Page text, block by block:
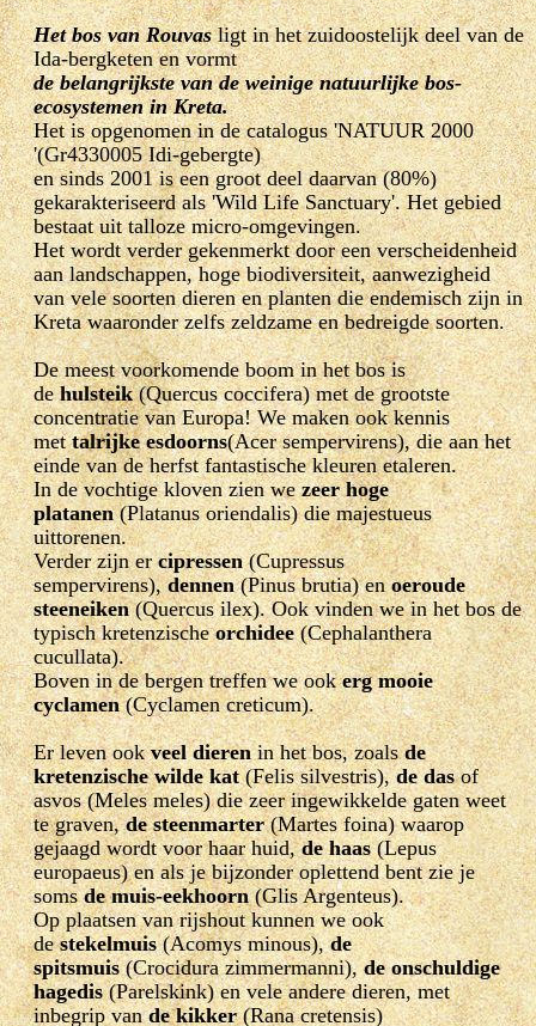
Het bos van Rouvasligt in het zuidoostelijk deel van de
Ida-bergketen en vormt
de belangrijkste van de weinige natuurlijke bos-
ecosystemen in Kreta.
Het is opgenomen in de catalogus 'NATUUR 2000
'(Gr4330005 Idi-gebergte)
en sinds 2001 is een groot deel daarvan (80%)
gekarakteriseerd als 'Wild Life Sanctuary'. Het gebied
bestaat uit talloze micro-omgevingen.
Het wordt verder gekenmerkt door een verscheidenheid
aan landschappen, hoge biodiversiteit, aanwezigheid
van vele soorten dieren en planten die endemisch zijn in
Kreta waaronder zelfs zeldzame en bedreigde soorten.
De meest voorkomende boom in het bos is
dehulsteik(Quercus coccifera) met de grootste
concentratie van Europa! We maken ook kennis
mettalrijke esdoorns(Acer sempervirens), die aan het
einde van de herfst fantastische kleuren etaleren.
In de vochtige kloven zien wezeer hoge
platanen(Platanus oriendalis) die majestueus
uittorenen.
Verder zijn ercipressen(Cupressus
sempervirens),dennen(Pinus brutia) enoeroude
steeneiken(Quercus ilex). Ook vinden we in het bos de
typisch kretenzischeorchidee(Cephalanthera
cucullata).
Boven in de bergen treffen we ookerg mooie
cyclamen(Cyclamen creticum).
Er leven ookveel dierenin het bos, zoalsde
kretenzische wilde kat(Felis silvestris),de dasof
asvos (Meles meles) die zeer ingewikkelde gaten weet
te graven,de steenmarter(Martes foina) waarop
gejaagd wordt voor haar huid,de haas(Lepus
europaeus) en als je bijzonder oplettend bent zie je
somsde muis-eekhoorn(Glis Argenteus).
Op plaatsen van rijshout kunnen we ook
destekelmuis(Acomys minous),de
spitsmuis(Crocidura zimmermanni),de onschuldige
hagedis(Parelskink) en vele andere dieren, met
inbegrip vande kikker(Rana cretensis)